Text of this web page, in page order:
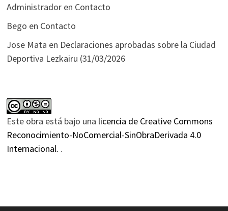
Administradoren Contacto
Bego en Contacto
Jose Mata en Declaraciones aprobadas sobre la Ciudad
Deportiva Lezkairu (31/03/2026
Este obra está bajo una licencia de Creative Commons
Reconocimiento-NoComercial-SinObraDerivada 4.0
Internacional. .